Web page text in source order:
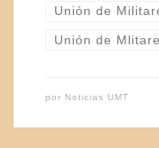
Unión de
Unión de
por Noticias UMT